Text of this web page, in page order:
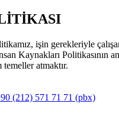
işin gerekleriyle
Kaynakları Politikasının
atmaktır.
(212) 571 71 71 (pbx)